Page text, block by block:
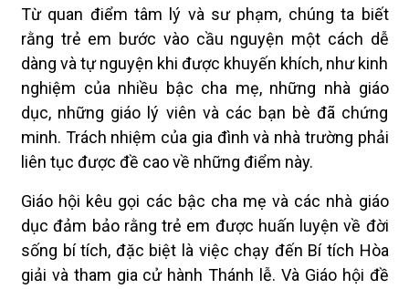
Từ quan điểm tâm lý và sư phạm, chúng ta biết
rằng trẻ em bước vào cầu nguyện một cách dễ
dàng và tự nguyện khi được khuyến khích, như kinh
nghiệm của nhiều bậc cha mẹ, những nhà giáo
dục, những giáo lý viên và các bạn bè đã chứng
minh. Trách nhiệm của gia đình và nhà trường phải
liên tục được đề cao về những điểm này.
Giáo hội kêu gọi các bậc cha mẹ và các nhà giáo
dục đảm bảo rằng trẻ em được huấn luyện về đời
sống bí tích, đặc biệt là việc chạy đến Bí tích Hòa
giải và tham gia cử hành Thánh lễ. Và Giáo hội đề